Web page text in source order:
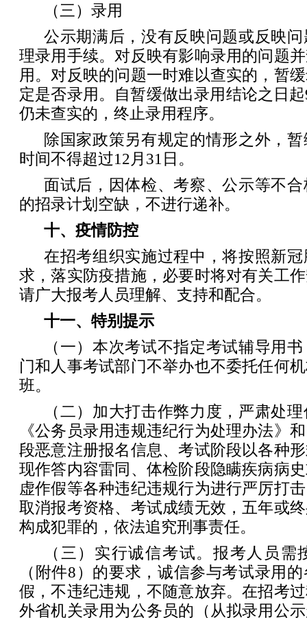
（三）录用
公示期满后，没有反映问题或反映
理录用手续。对反映有影响录用的问题
用。对反映的问题一时难以查实的，暂
定是否录用。自暂缓做出录用结论之日
仍未查实的，终止录用程序。
除国家政策另有规定的情形之外，
时间不得超过12月31日。
面试后，因体检、考察、公示等不
的招录计划空缺，不进行递补。
十、疫情防控
在招考组织实施过程中，将按照新
求，落实防疫措施，必要时将对有关工
请广大报考人员理解、支持和配合。
十一、特别提示
（一）本次考试不指定考试辅导用
门和人事考试部门不举办也不委托任何
班。
（二）加大打击作弊力度，严肃处
《公务员录用违规违纪行为处理办法》
段恶意注册报名信息、考试阶段以各种
现作答内容雷同、体检阶段隐瞒疾病病
虚作假等各种违纪违规行为进行严厉打
取消报考资格、考试成绩无效，五年或
构成犯罪的，依法追究刑事责任。
（三）实行诚信考试。报考人员需
（附件8）的要求，诚信参与考试录用
假，不违纪违规，不随意放弃。在招考
外省机关录用为公务员的（从拟录用公